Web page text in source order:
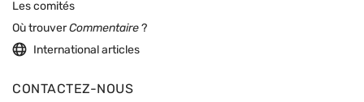
Les comités
Où trouverCommentaire ?
International articles
CONTACTEZ-NOUS